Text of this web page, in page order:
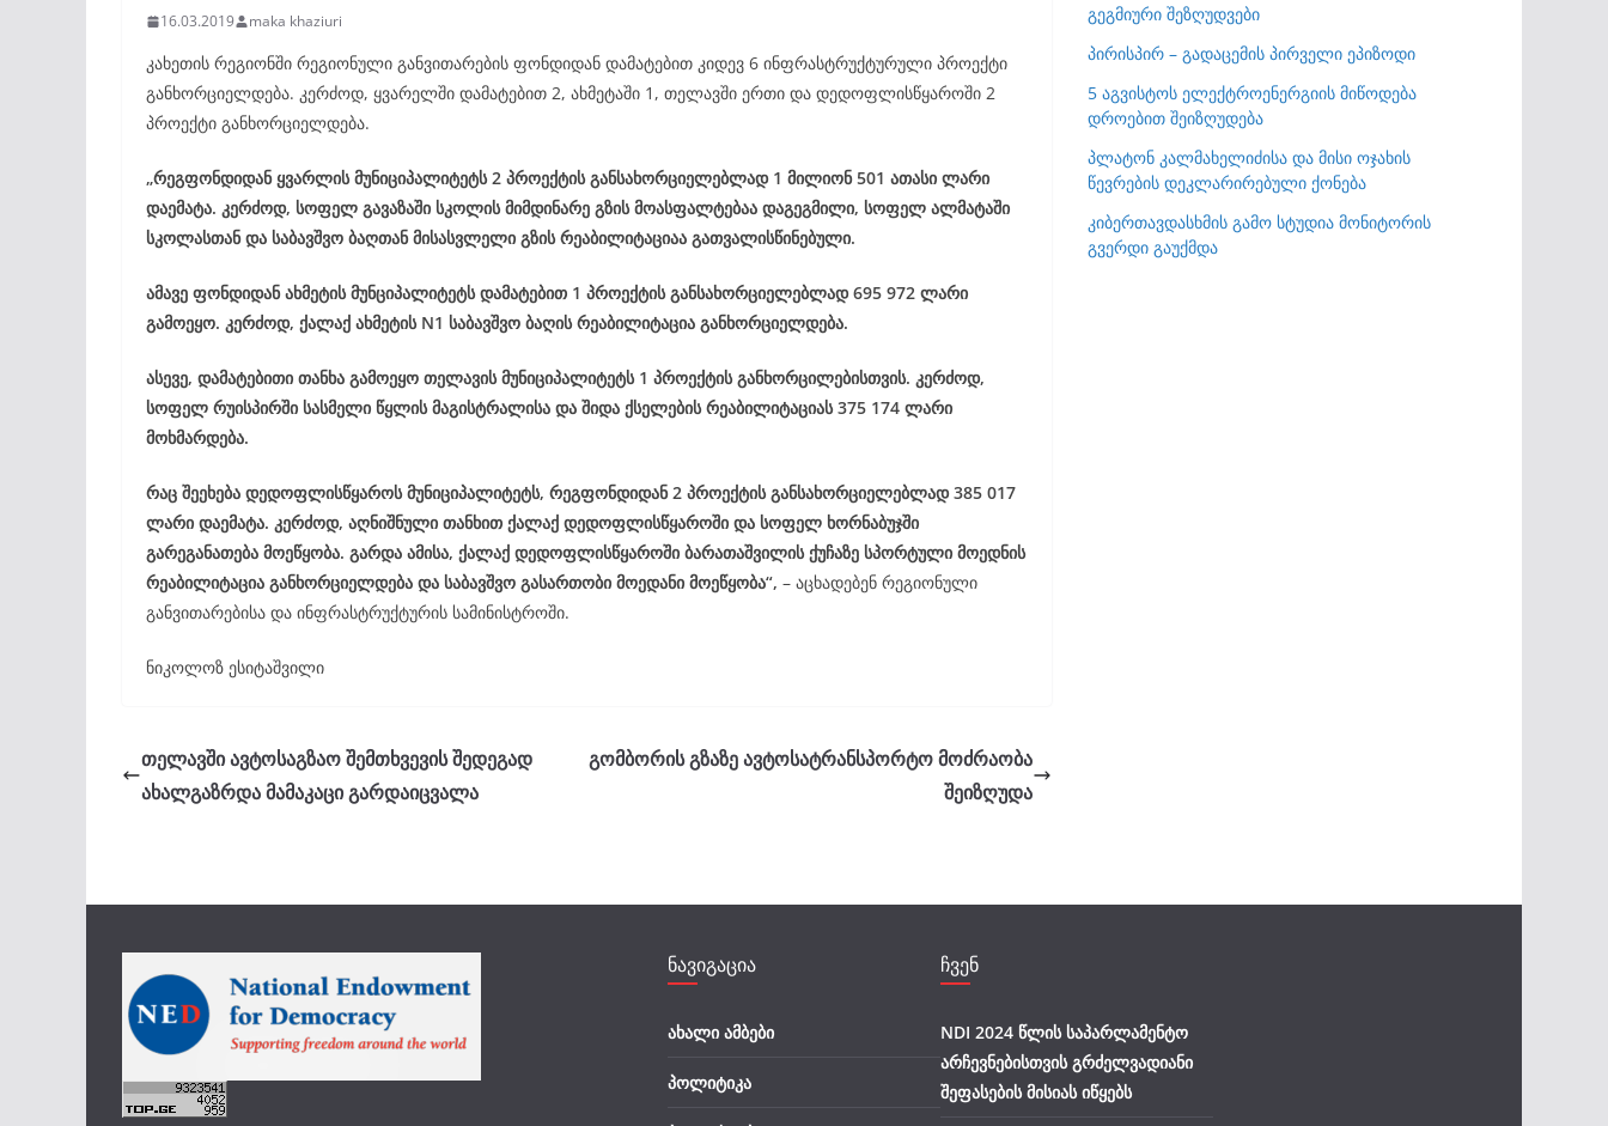
16.03.2019 maka khaziuri
კახეთის რეგიონში რეგიონული განვითარების ფონდიდან დამატებით კიდევ 6 ინფრასტრუქტურული პროექტი
განხორციელდება. კერძოდ, ყვარელში დამატებით 2, ახმეტაში 1, თელავში ერთი და დედოფლისწყაროში 2
პროექტი განხორციელდება.
„რეგფონდიდან ყვარლის მუნიციპალიტეტს 2 პროექტის განსახორციელებლად 1 მილიონ 501 ათასი ლარი
დაემატა. კერძოდ, სოფელ გავაზაში სკოლის მიმდინარე გზის მოასფალტებაა დაგეგმილი, სოფელ ალმატაში
სკოლასთან და საბავშვო ბაღთან მისასვლელი გზის რეაბილიტაციაა გათვალისწინებული.
ამავე ფონდიდან ახმეტის მუნციპალიტეტს დამატებით 1 პროექტის განსახორციელებლად 695 972 ლარი
გამოეყო. კერძოდ, ქალაქ ახმეტის N1 საბავშვო ბაღის რეაბილიტაცია განხორციელდება.
ასევე, დამატებითი თანხა გამოეყო თელავის მუნიციპალიტეტს 1 პროექტის განხორცილებისთვის. კერძოდ,
სოფელ რუისპირში სასმელი წყლის მაგისტრალისა და შიდა ქსელების რეაბილიტაციას 375 174 ლარი
მოხმარდება.
რაც შეეხება დედოფლისწყაროს მუნიციპალიტეტს, რეგფონდიდან 2 პროექტის განსახორციელებლად 385 017
ლარი დაემატა. კერძოდ, აღნიშნული თანხით ქალაქ დედოფლისწყაროში და სოფელ ხორნაბუჯში
გარეგანათება მოეწყობა. გარდა ამისა, ქალაქ დედოფლისწყაროში ბარათაშვილის ქუჩაზე სპორტული მოედნის
რეაბილიტაცია განხორციელდება და საბავშვო გასართობი მოედანი მოეწყობა“, – აცხადებენ რეგიონული
განვითარებისა და ინფრასტრუქტურის სამინისტროში.
ნიკოლოზ ესიტაშვილი
თელავში ავტოსაგზაო შემთხვევის შედეგად
ახალგაზრდა მამაკაცი გარდაიცვალა
გომბორის გზაზე ავტოსატრანსპორტო მოძრაობა
შეიზღუდა
გეგმიური შეზღუდვები
პირისპირ – გადაცემის პირველი ეპიზოდი
5 აგვისტოს ელექტროენერგიის მიწოდება
დროებით შეიზღუდება
პლატონ კალმახელიძისა და მისი ოჯახის
წევრების დეკლარირებული ქონება
კიბერთავდასხმის გამო სტუდია მონიტორის
გვერდი გაუქმდა
ნავიგაცია
ახალი ამბები
პოლიტიკა
ჩვენ
NDI 2024 წლის საპარლამენტო
არჩევნებისთვის გრძელვადიანი
შეფასების მისიას იწყებს